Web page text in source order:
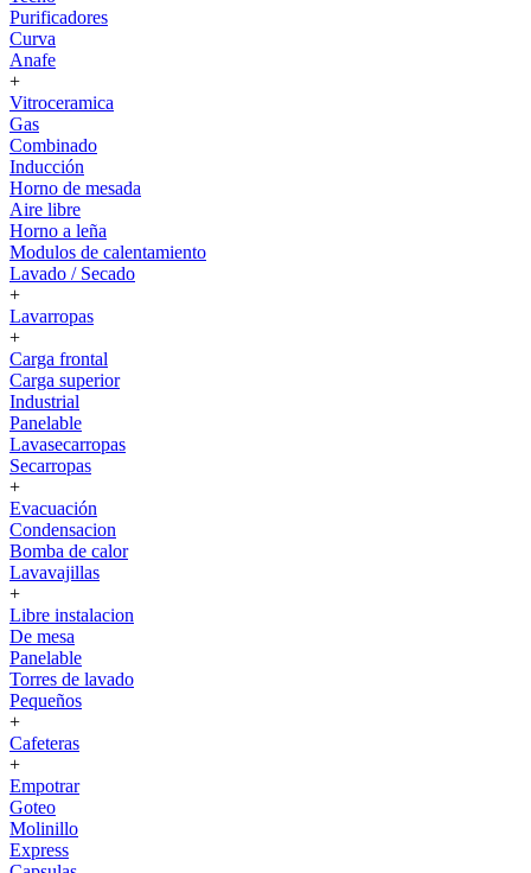
Purificadores
Curva
Anafe
+
Vitroceramica
Gas
Combinado
Inducción
Horno de mesada
Aire libre
Horno a leña
Modulos de calentamiento
Lavado / Secado
+
Lavarropas
+
Carga frontal
Carga superior
Industrial
Panelable
Lavasecarropas
Secarropas
+
Evacuación
Condensacion
Bomba de calor
Lavavajillas
+
Libre instalacion
De mesa
Panelable
Torres de lavado
Pequeños
+
Cafeteras
+
Empotrar
Goteo
Molinillo
Express